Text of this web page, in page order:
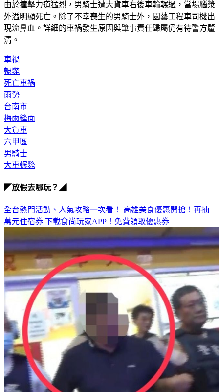
由於撞擊力道猛烈，男騎士遭大貨車右後車輪輾過，當場腦漿
外溢明顯死亡。除了不幸喪生的男騎士外，園藝工程車司機出
現流鼻血。詳細的車禍發生原因與肇事責任歸屬仍有待警方釐
清。
車禍
輾斃
死亡車禍
雨勢
台南市
梅雨鋒面
大貨車
六甲區
男騎士
大車輾斃
◤放假去哪玩？◢
全台熱門活動、人氣攻略一次看！ 高雄美食優惠開搶！再抽
萬元住宿券 下載食尚玩家APP！免費領取優惠券